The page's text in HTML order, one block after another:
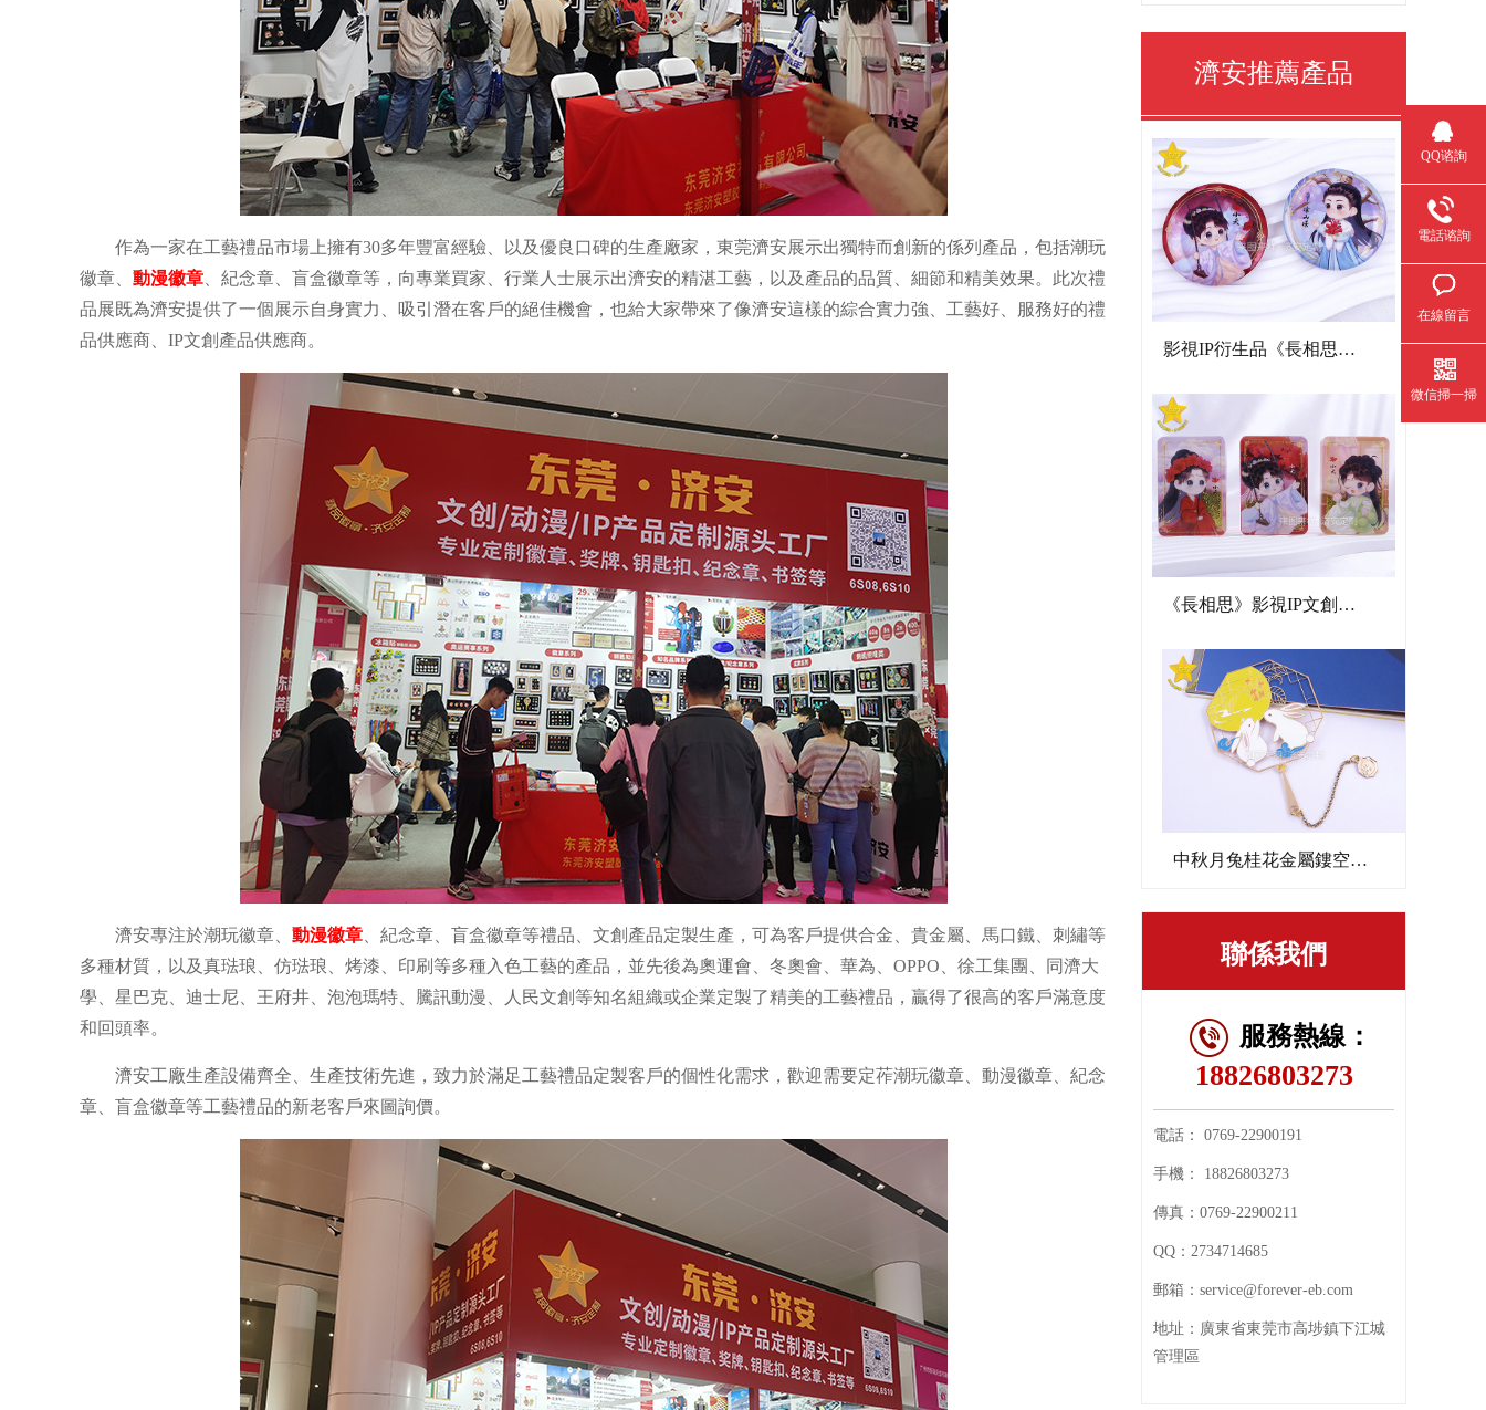
作為一家在工藝禮品市場上擁有30多年豐富經驗、以及優良口碑的生產廠家，東莞濟安展示出獨特而創新的係列產品，包括潮玩
徽章、 動漫徽章 、紀念章、盲盒徽章等，向專業買家、行業人士展示出濟安的精湛工藝，以及產品的品質、細節和精美效果。此次禮
品展既為濟安提供了一個展示自身實力、吸引潛在客戶的絕佳機會，也給大家帶來了像濟安這樣的綜合實力強、工藝好、服務好的禮
品供應商、IP文創產品供應商。
濟安專注於潮玩徽章、 動漫徽章 、紀念章、盲盒徽章等禮品、文創產品定製生產，可為客戶提供合金、貴金屬、馬口鐵、刺繡等
多種材質，以及真琺琅、仿琺琅、烤漆、印刷等多種入色工藝的產品，並先後為奧運會、冬奧會、華為、OPPO、徐工集團、同濟大
學、星巴克、迪士尼、王府井、泡泡瑪特、騰訊動漫、人民文創等知名組織或企業定製了精美的工藝禮品，贏得了很高的客戶滿意度
和回頭率。
濟安工廠生產設備齊全、生產技術先進，致力於滿足工藝禮品定製客戶的個性化需求，歡迎需要定莋潮玩徽章、動漫徽章、紀念
章、盲盒徽章等工藝禮品的新老客戶來圖詢價。
濟安推薦產品
影視IP衍生品《長相思》雙閃吧唧
《長相思》影視IP文創亞克力流沙麻將
中秋月兔桂花金屬鏤空書簽文創禮品
聯係我們
服務熱線：
18826803273
電話： 0769-22900191
手機： 18826803273
傳真： 0769-22900211
QQ： 2734714685
郵箱： service@forever-eb.com
地址： 廣東省東莞市高埗鎮下江城
管理區
QQ谘詢
電話谘詢
在線留言
微信掃一掃